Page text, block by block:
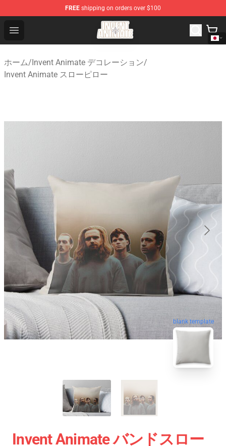
FREE shipping on orders over $100
Open menu
Invent Animate Shop - Official Invent Animate
ホーム/Invent Animate デコレーション/
Invent Animate スローピロー
blank template
Invent Animate バンドスロー